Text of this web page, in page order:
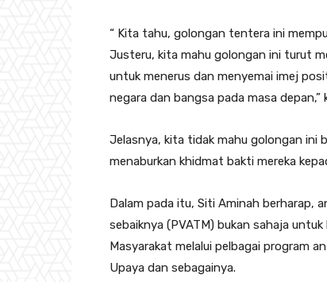
“ Kita tahu, golongan tentera ini
Justeru, kita mahu golongan ini turut
untuk menerus dan menyemai imej
negara dan bangsa pada masa depan,”
Jelasnya, kita tidak mahu golongan ini
menaburkan khidmat bakti mereka
Dalam pada itu, Siti Aminah berharap,
sebaiknya (PVATM) bukan sahaja
Masyarakat melalui pelbagai program
Upaya dan sebagainya.